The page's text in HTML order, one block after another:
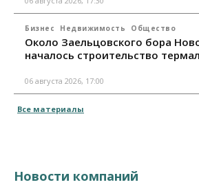
Бизнес Недвижимость Общество
Около Заельцовского бора
началось строительство
06 августа 2026, 17:00
Все материалы
Новости компаний